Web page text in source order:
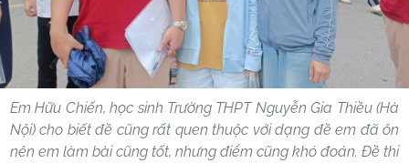
Em Hữu Chiến, học sinh Trường THPT Nguyễn Gia Thiều (Hà
Nội) cho biết đề cũng rất quen thuộc với dạng đề em đã ôn
nên em làm bài cũng tốt, nhưng điểm cũng khó đoán. Đề thi